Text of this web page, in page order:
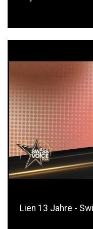
Lien 13 Jahre -